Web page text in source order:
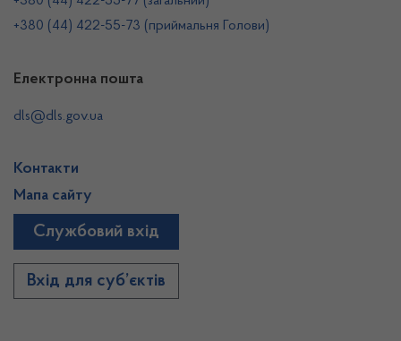
+380 (44) 422-55-73 (приймальня Голови)
Електронна пошта
dls@dls.gov.ua
Контакти
Мапа сайту
Службовий вхід
Вхід для суб’єктів